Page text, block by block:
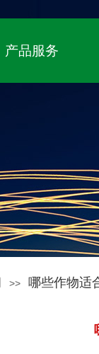
产品服务
>> 哪些作物适